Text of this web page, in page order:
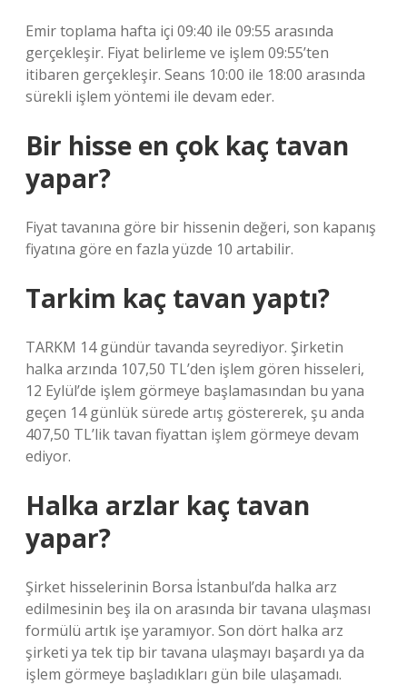
Emir toplama hafta içi 09:40 ile 09:55 arasında
gerçekleşir. Fiyat belirleme ve işlem 09:55’ten
itibaren gerçekleşir. Seans 10:00 ile 18:00 arasında
sürekli işlem yöntemi ile devam eder.
Bir hisse en çok kaç tavan
yapar?
Fiyat tavanına göre bir hissenin değeri, son kapanış
fiyatına göre en fazla yüzde 10 artabilir.
Tarkim kaç tavan yaptı?
TARKM 14 gündür tavanda seyrediyor. Şirketin
halka arzında 107,50 TL’den işlem gören hisseleri,
12 Eylül’de işlem görmeye başlamasından bu yana
geçen 14 günlük sürede artış göstererek, şu anda
407,50 TL’lik tavan fiyattan işlem görmeye devam
ediyor.
Halka arzlar kaç tavan
yapar?
Şirket hisselerinin Borsa İstanbul’da halka arz
edilmesinin beş ila on arasında bir tavana ulaşması
formülü artık işe yaramıyor. Son dört halka arz
şirketi ya tek tip bir tavana ulaşmayı başardı ya da
işlem görmeye başladıkları gün bile ulaşamadı.